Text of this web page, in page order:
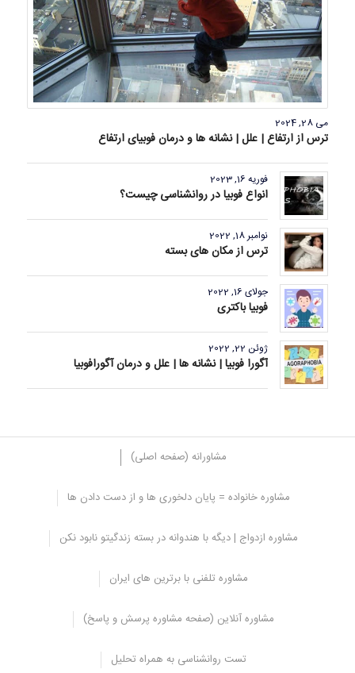
می 28, 2024
ترس از ارتفاع | علل | نشانه ها و درمان فوبیای ارتفاع
فوریه 16, 2023
انواع فوبیا در روانشناسی چیست؟
نوامبر 18, 2022
ترس از مکان های بسته
جولای 16, 2022
فوبیا باکتری
ژوئن 22, 2022
آگورا فوبیا | نشانه ها | علل و درمان آگورافوبیا
مشاورانه (صفحه اصلی)
مشاوره خانواده = پایان دلخوری ها و از دست دادن ها
مشاوره ازدواج | دیگه با هندوانه در بسته زندگیتو نابود نکن
مشاوره تلفنی با برترین های ایران
مشاوره آنلاین (صفحه مشاوره پرسش و پاسخ)
تست روانشناسی به همراه تحلیل
0
امتیاز شما (روی ستاره
سمت چپ بزنید↓)